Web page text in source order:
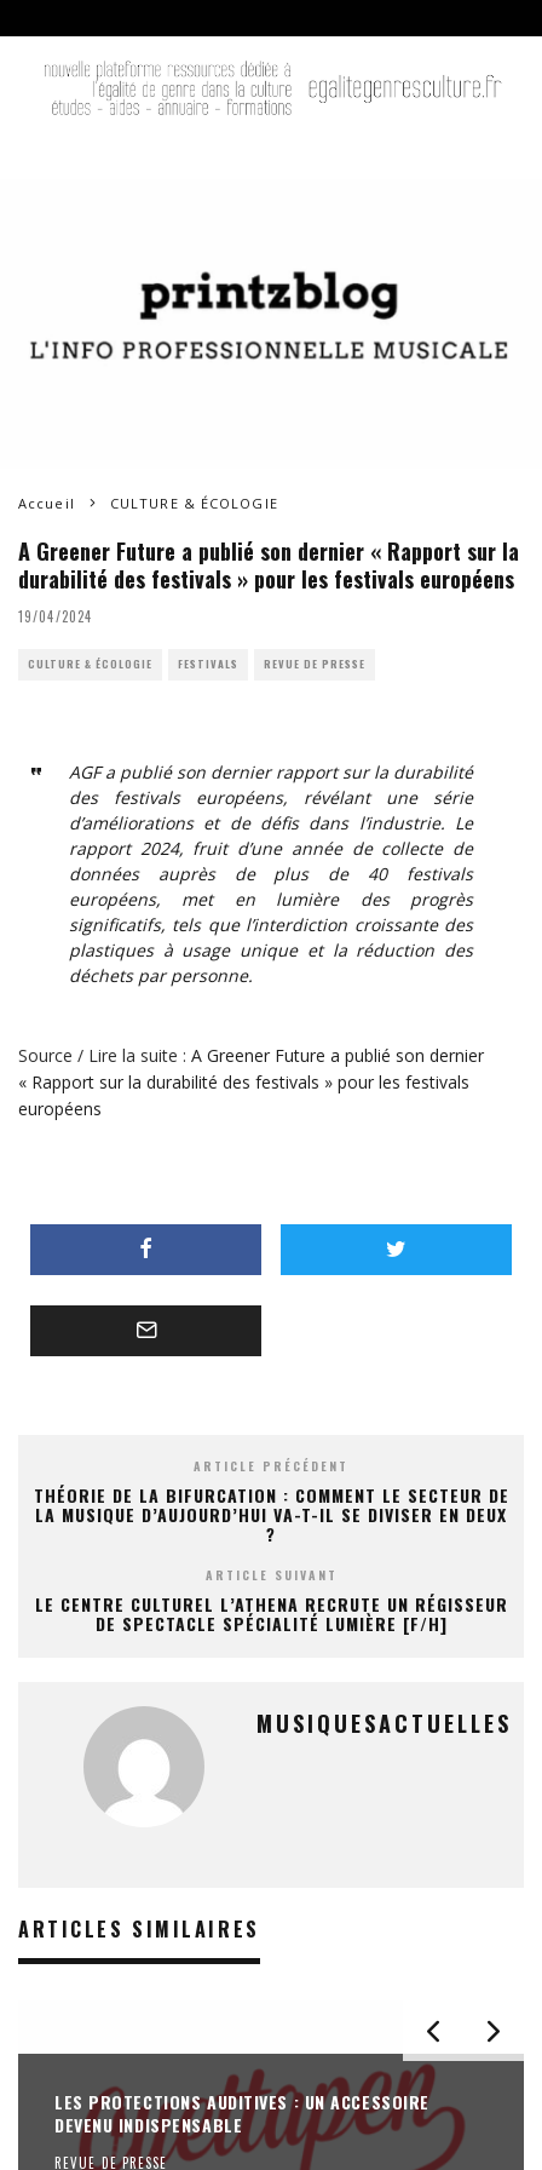
Accueil CULTURE & ÉCOLOGIE
A Greener Future a publié son dernier « Rapport sur la
durabilité des festivals » pour les festivals européens
19/04/2024
CULTURE & ÉCOLOGIE FESTIVALS REVUE DE PRESSE
AGF a publié son dernier rapport sur la durabilité
des festivals européens, révélant une série
d’améliorations et de défis dans l’industrie. Le
rapport 2024, fruit d’une année de collecte de
données auprès de plus de 40 festivals
européens, met en lumière des progrès
significatifs, tels que l’interdiction croissante des
plastiques à usage unique et la réduction des
déchets par personne.
Source / Lire la suite : A Greener Future a publié son dernier
« Rapport sur la durabilité des festivals » pour les festivals
européens
ARTICLE PRÉCÉDENT
THÉORIE DE LA BIFURCATION : COMMENT LE SECTEUR DE
LA MUSIQUE D’AUJOURD’HUI VA-T-IL SE DIVISER EN DEUX
?
ARTICLE SUIVANT
LE CENTRE CULTUREL L’ATHENA RECRUTE UN RÉGISSEUR
DE SPECTACLE SPÉCIALITÉ LUMIÈRE [F/H]
MUSIQUESACTUELLES
ARTICLES SIMILAIRES
LES PROTECTIONS AUDITIVES : UN ACCESSOIRE
DEVENU INDISPENSABLE
REVUE DE PRESSE